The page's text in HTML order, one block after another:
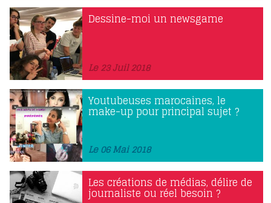
Dessine-moi un newsgame
Le 23 Juil 2018
Youtubeuses marocaines, le
make-up pour principal sujet ?
Le 06 Mai 2018
Les créations de médias, délire de
journaliste ou réel besoin ?